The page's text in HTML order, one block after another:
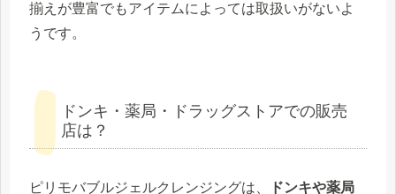
揃えが豊富でもアイテムによっては取扱いがないよ
うです。
ドンキ・薬局・ドラッグストアでの販売
店は？
ピリモバブルジェルクレンジングは、 ドンキや薬局